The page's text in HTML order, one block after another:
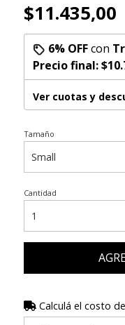
$11.435,00
6% OFFcon
Precio final:
Ver cuotas y
Tamaño
Cantidad
Calculá el costo